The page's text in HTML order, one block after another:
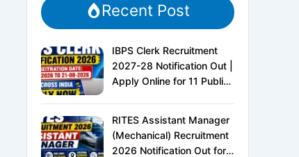
Recent Post
IBPS Clerk Recruitment
2027-28 Notification Out |
Apply Online for 11 Public
Pattern, Salary &
Complete Details
RITES Assistant Manager
(Mechanical) Recruitment
2026 Notification Out for